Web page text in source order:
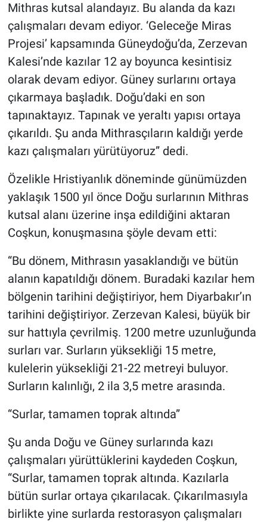
Mithras kutsal alandayız. Bu alanda da kazı
çalışmaları devam ediyor. ‘Geleceğe Miras
Projesi’ kapsamında Güneydoğu’da, Zerzevan
Kalesi’nde kazılar 12 ay boyunca kesintisiz
olarak devam ediyor. Güney surlarını ortaya
çıkarmaya başladık. Doğu’daki en son
tapınaktayız. Tapınak ve yeraltı yapısı ortaya
çıkarıldı. Şu anda Mithrasçıların kaldığı yerde
kazı çalışmaları yürütüyoruz” dedi.
Özelikle Hristiyanlık döneminde günümüzden
yaklaşık 1500 yıl önce Doğu surlarının Mithras
kutsal alanı üzerine inşa edildiğini aktaran
Coşkun, konuşmasına şöyle devam etti:
“Bu dönem, Mithrasın yasaklandığı ve bütün
alanın kapatıldığı dönem. Buradaki kazılar hem
bölgenin tarihini değiştiriyor, hem Diyarbakır’ın
tarihini değiştiriyor. Zerzevan Kalesi, büyük bir
sur hattıyla çevrilmiş. 1200 metre uzunluğunda
surları var. Surların yüksekliği 15 metre,
kulelerin yüksekliği 21-22 metreyi buluyor.
Surların kalınlığı, 2 ila 3,5 metre arasında.
“Surlar, tamamen toprak altında”
Şu anda Doğu ve Güney surlarında kazı
çalışmaları yürüttüklerini kaydeden Coşkun,
“Surlar, tamamen toprak altında. Kazılarla
bütün surlar ortaya çıkarılacak. Çıkarılmasıyla
birlikte yine surlarda restorasyon çalışmaları